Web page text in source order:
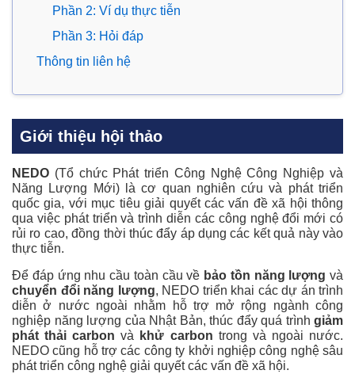
Phần 2: Ví dụ thực tiễn
Phần 3: Hỏi đáp
Thông tin liên hệ
Giới thiệu hội thảo
NEDO (Tổ chức Phát triển Công Nghệ Công Nghiệp và
Năng Lượng Mới) là cơ quan nghiên cứu và phát triển
quốc gia, với mục tiêu giải quyết các vấn đề xã hội thông
qua việc phát triển và trình diễn các công nghệ đổi mới có
rủi ro cao, đồng thời thúc đẩy áp dụng các kết quả này vào
thực tiễn.
Để đáp ứng nhu cầu toàn cầu về bảo tồn năng lượng và
chuyển đổi năng lượng, NEDO triển khai các dự án trình
diễn ở nước ngoài nhằm hỗ trợ mở rộng ngành công
nghiệp năng lượng của Nhật Bản, thúc đẩy quá trình giảm
phát thải carbon và khử carbon trong và ngoài nước.
NEDO cũng hỗ trợ các công ty khởi nghiệp công nghệ sâu
phát triển công nghệ giải quyết các vấn đề xã hội.